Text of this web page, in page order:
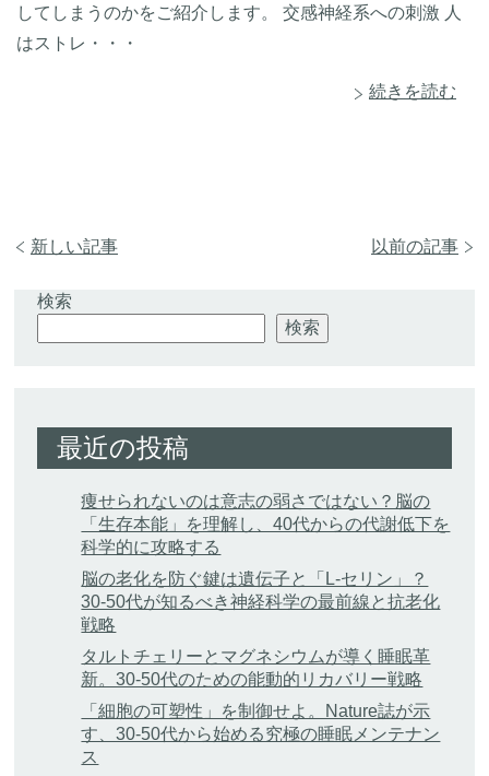
してしまうのかをご紹介します。 交感神経系への刺激 人
はストレ・・・
続きを読む
以前の記事
新しい記事
検索
検索
最近の投稿
痩せられないのは意志の弱さではない？脳の
「生存本能」を理解し、40代からの代謝低下を
科学的に攻略する
脳の老化を防ぐ鍵は遺伝子と「L-セリン」？
30-50代が知るべき神経科学の最前線と抗老化
戦略
タルトチェリーとマグネシウムが導く睡眠革
新。30-50代のための能動的リカバリー戦略
「細胞の可塑性」を制御せよ。Nature誌が示
す、30-50代から始める究極の睡眠メンテナン
ス